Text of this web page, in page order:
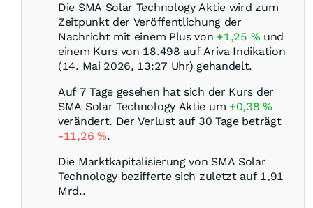
Die SMA Solar Technology Aktie wird zum
Zeitpunkt der Veröffentlichung der
Nachricht mit einem Plus von +1,25 % und
einem Kurs von 18.498 auf Ariva Indikation
(14. Mai 2026, 13:27 Uhr) gehandelt.
Auf 7 Tage gesehen hat sich der Kurs der
SMA Solar Technology Aktie um +0,38%
verändert. Der Verlust auf 30 Tage beträgt
-11,26 %.
Die Marktkapitalisierung von SMA Solar
Technology bezifferte sich zuletzt auf 1,91
Mrd..